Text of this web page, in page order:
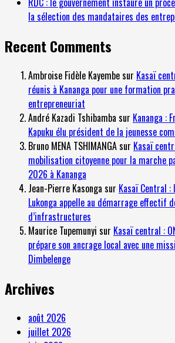
la sélection des mandataires des
Recent Comments
Ambroise Fidèle Kayembesur Kasaï
réunis à Kananga pour une formation
entrepreneuriat
André Kazadi Tshibamba sur Kananga :
Kapuku élu président de la jeunesse
Bruno MENA TSHIMANGAsur Kasaï
mobilisation citoyenne pour la marche
2026 à Kananga
Jean-Pierre Kasonga sur Kasaï Central
Lukonga appelle au démarrage effectif
d’infrastructures
Maurice Tupemunyi sur Kasaï central :
prépare son ancrage local avec une
Dimbelenge
Archives
août 2026
juillet 2026